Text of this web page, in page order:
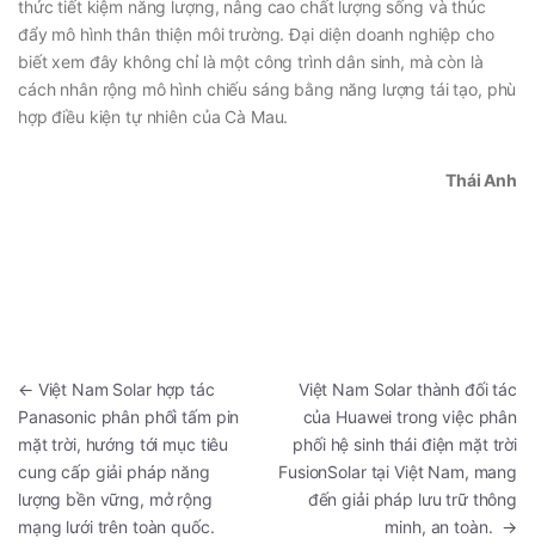
thức tiết kiệm năng lượng, nâng cao chất lượng sống và thúc
đẩy mô hình thân thiện môi trường. Đại diện doanh nghiệp cho
biết xem đây không chỉ là một công trình dân sinh, mà còn là
cách nhân rộng mô hình chiếu sáng bằng năng lượng tái tạo, phù
hợp điều kiện tự nhiên của Cà Mau.
Thái Anh
← Việt Nam Solar hợp tác
Panasonic phân phối tấm pin
mặt trời, hướng tới mục tiêu
cung cấp giải pháp năng
lượng bền vững, mở rộng
mạng lưới trên toàn quốc.
Việt Nam Solar thành đối tác
của Huawei trong việc phân
phối hệ sinh thái điện mặt trời
FusionSolar tại Việt Nam, mang
đến giải pháp lưu trữ thông
minh, an toàn. →